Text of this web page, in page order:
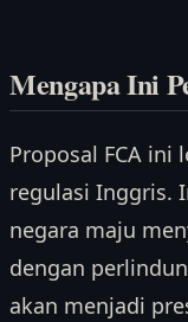
Mengapa Ini
Proposal FCA ini
regulasi Inggris.
negara maju
dengan
akan menjadi